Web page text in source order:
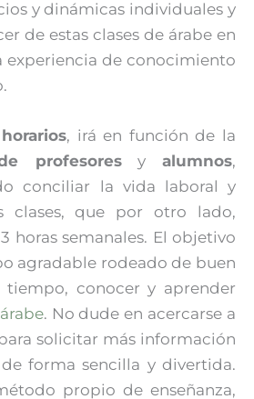
y dinámicas individuales y
de estas clases de árabe en
experiencia de conocimiento
horarios, irá en función de la
profesoresy alumnos,
conciliar la vida laboral y
clases, que por otro lado,
horas semanales. El objetivo
agradable rodeado de buen
conocer y aprender
. No dude en acercarse a
solicitar más información
forma sencilla y divertida.
propio de enseñanza,